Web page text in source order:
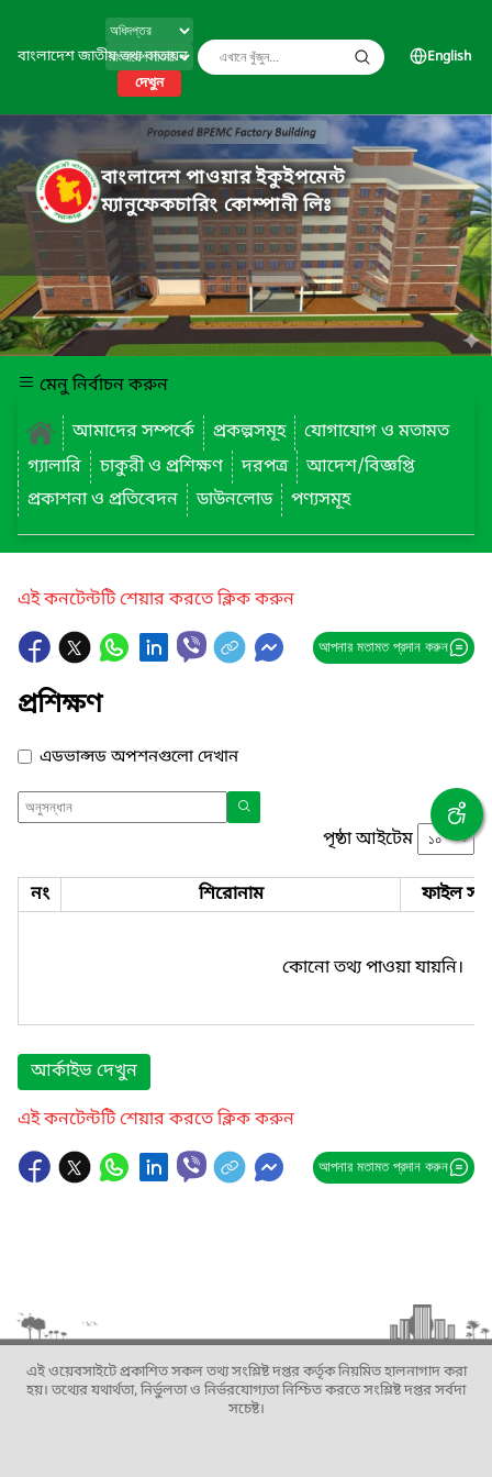
বাংলাদেশ জাতীয় তথ্য বাতায়ন
দেখুন
English
বাংলাদেশ পাওয়ার ইকুইপমেন্ট
ম্যানুফেকচারিং কোম্পানী লিঃ
মেনু নির্বাচন করুন
আমাদের সম্পর্কে
প্রকল্পসমূহ
যোগাযোগ ও মতামত
গ্যালারি
চাকুরী ও প্রশিক্ষণ দরপত্র
আদেশ/বিজ্ঞপ্তি
প্রকাশনা ও প্রতিবেদন
ডাউনলোড পণ্যসমূহ
এই কনটেন্টটি শেয়ার করতে ক্লিক করুন
আপনার মতামত প্রদান করুন
প্রশিক্ষণ
এডভান্সড অপশনগুলো দেখান
পৃষ্ঠা আইটেম
নং শিরোনাম ফাইল
কোনো তথ্য পাওয়া যায়নি।
আর্কাইভ দেখুন
এই কনটেন্টটি শেয়ার করতে ক্লিক করুন
আপনার মতামত প্রদান করুন
এই ওয়েবসাইটে প্রকাশিত সকল তথ্য সংশ্লিষ্ট দপ্তর কর্তৃক নিয়মিত হালনাগাদ করা
হয়। তথ্যের যথার্থতা, নির্ভুলতা ও নির্ভরযোগ্যতা নিশ্চিত করতে সংশ্লিষ্ট দপ্তর সর্বদা
সচেষ্ট।